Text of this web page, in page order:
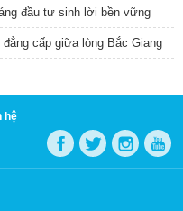
đầu tư sinh lời bền vững
cấp giữa lòng Bắc Giang
hệ